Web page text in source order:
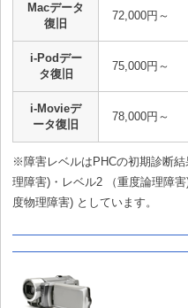
Macデータ
復旧
72,000円～
i-Podデー
タ復旧
75,000円～
i-Movieデ
ータ復旧
78,000円～
※障害レベルはPHCの初期診断
理障害)・レベル2 （重度論理障
度物理障害) としています。